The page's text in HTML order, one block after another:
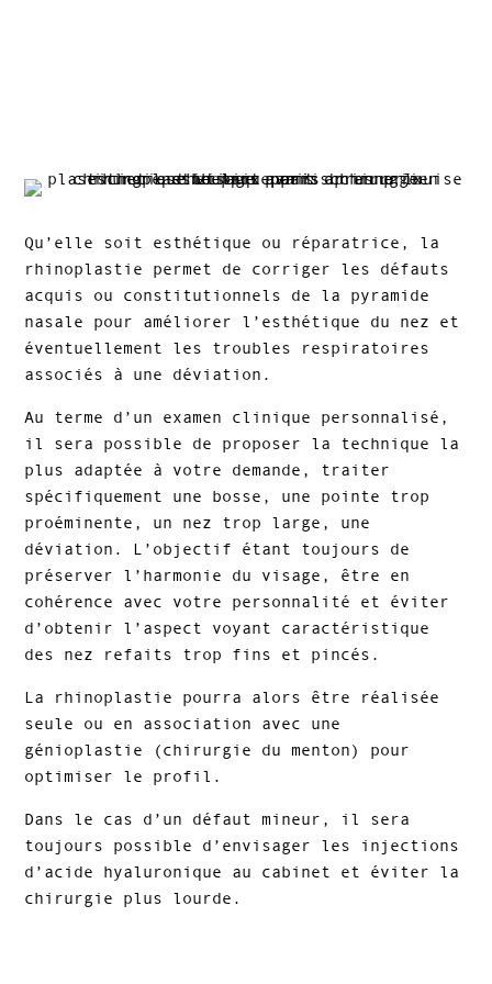
Qu’elle soit esthétique ou réparatrice, la
rhinoplastie permet de corriger les défauts
acquis ou constitutionnels de la pyramide
nasale pour améliorer l’esthétique du nez et
éventuellement les troubles respiratoires
associés à une déviation.
Au terme d’un examen clinique personnalisé,
il sera possible de proposer la technique la
plus adaptée à votre demande, traiter
spécifiquement une bosse, une pointe trop
proéminente, un nez trop large, une
déviation. L’objectif étant toujours de
préserver l’harmonie du visage, être en
cohérence avec votre personnalité et éviter
d’obtenir l’aspect voyant caractéristique
des nez refaits trop fins et pincés.
La rhinoplastie pourra alors être réalisée
seule ou en association avec une
génioplastie (chirurgie du menton) pour
optimiser le profil.
Dans le cas d’un défaut mineur, il sera
toujours possible d’envisager les injections
d’acide hyaluronique au cabinet et éviter la
chirurgie plus lourde.